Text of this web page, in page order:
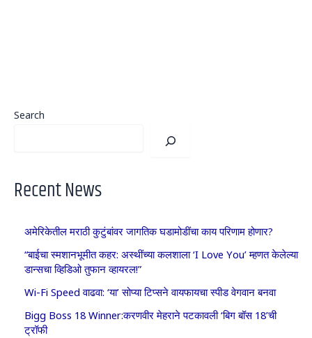
Search
Recent News
अमेरिकेतील मराठी कुटुंबांवर जागतिक घडामोडींचा काय परिणाम होणार?
“बाईचा स्मशानभूमीत कहर: अस्थींच्या कलशाला ‘I Love You’ म्हणत केलेल्या
डान्सचा व्हिडिओ तुफान व्हायरल!”
Wi-Fi Speed वाढवा: ‘या’ सोप्या टिप्सने वायफायचा स्पीड वेगवान बनवा
Bigg Boss 18 Winner:करणवीर मेहराने पटकावली ‘बिग बॉस 18’ची
ट्रॉफी